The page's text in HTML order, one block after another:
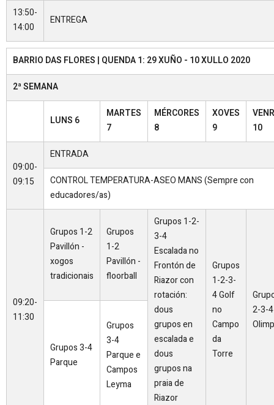
13:50-
14:00
ENTREGA
BARRIO DAS FLORES | QUENDA 1: 29 XUÑO - 10 XULLO 2020
2ª SEMANA
LUNS 6
MARTES
7
MÉRCORES
8
XOVES
9
10
09:00-
09:15
ENTRADA
CONTROL TEMPERATURA-ASEO MANS (Sempre con
educadores/as)
09:20-
11:30
Grupos 1-2
Pavillón -
xogos
tradicionais
Grupos
1-2
Pavillón -
floorball
Grupos 1-2-
3-4
Escalada no
Frontón de
Riazor con
rotación:
dous
grupos en
escalada e
dous
grupos na
praia de
Riazor
Grupos
1-2-3-
4 Golf
no
Campo
da
Torre
2-3-4
Grupos 3-4
Parque
Grupos
3-4
Parque e
Campos
Leyma